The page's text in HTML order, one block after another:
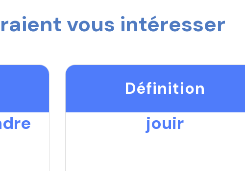
vous intéresser
Définition
jouir